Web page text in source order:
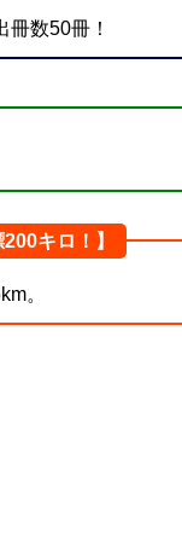
冊数50冊！
キロ！】
。